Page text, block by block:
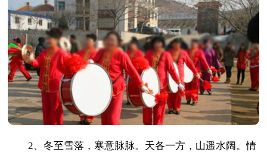
2、冬至雪落，寒意脉脉。天各一方，山遥水阔。情